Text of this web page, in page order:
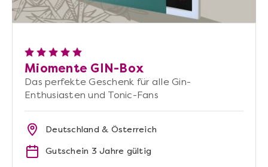
Miomente GIN-Box
Das perfekte Geschenk für alle Gin-
Enthusiasten und Tonic-Fans
Deutschland & Österreich
Gutschein 3 Jahre gültig